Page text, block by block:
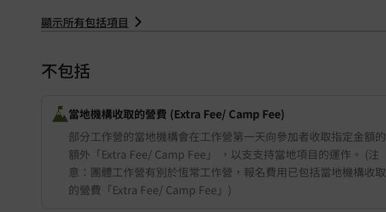
顯示所有包括項目
不包括
當地機構收取的營費 (Extra Fee/ Camp Fee)
部分工作營的當地機構會在工作營第一天向參加者收取指定金額的
額外「Extra Fee/ Camp Fee」 ，以支支持當地項目的運作。 (注
意：團體工作營有別於恆常工作營，報名費用已包括當地機構收取
的營費「Extra Fee/ Camp Fee」)
Portugal 葡萄牙